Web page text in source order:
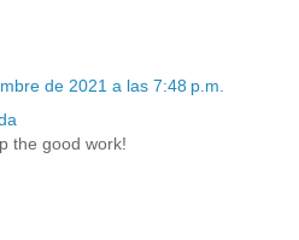
de 2021 a las 7:48 p.m.
the good work!